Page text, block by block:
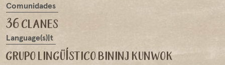
Comunidades
36 clanes
Language(s)|t
grupo lingüístico bininj kunwok